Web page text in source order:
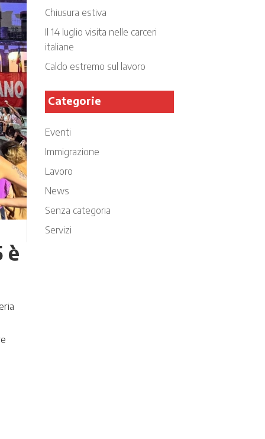
è
Chiusura estiva
Il 14 luglio visita nelle carceri
italiane
Caldo estremo sul lavoro
Categorie
Eventi
Immigrazione
Lavoro
News
Senza categoria
Servizi